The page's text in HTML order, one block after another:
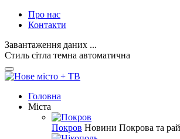
Про нас
Контакти
Завантаження даних ...
Стиль сітла темна автоматична
Головна
Міста
Покров Новини Покрова та